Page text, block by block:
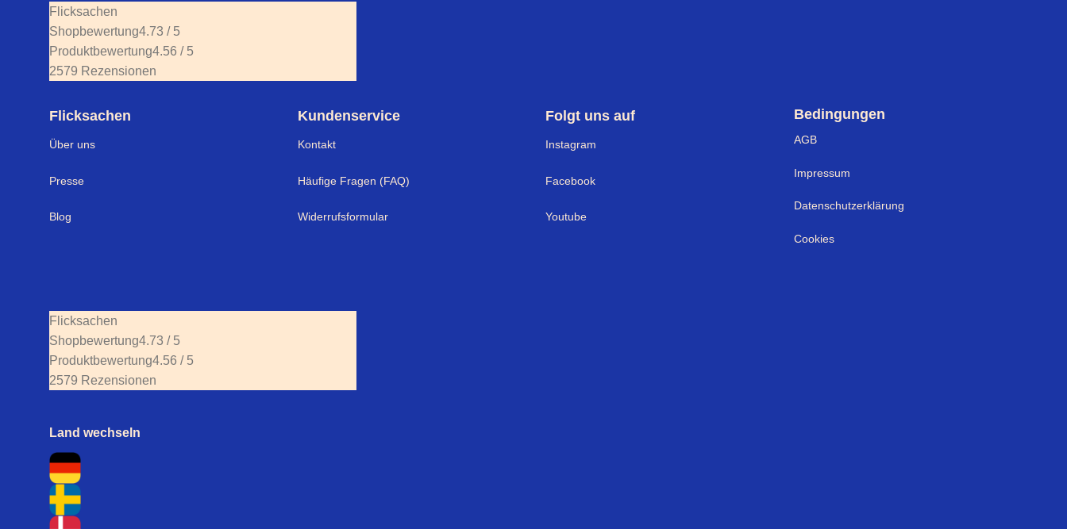
Flicksachen
Shopbewertung4.73 / 5
Produktbewertung4.56 / 5
2579 Rezensionen
Flicksachen
Über uns
Presse
Blog
Kundenservice
Kontakt
Häufige Fragen (FAQ)
Widerrufsformular
Folgt uns auf
Instagram
Facebook
Youtube
Bedingungen
AGB
Impressum
Datenschutzerklärung
Cookies
Flicksachen
Shopbewertung4.73 / 5
Produktbewertung4.56 / 5
2579 Rezensionen
Land wechseln